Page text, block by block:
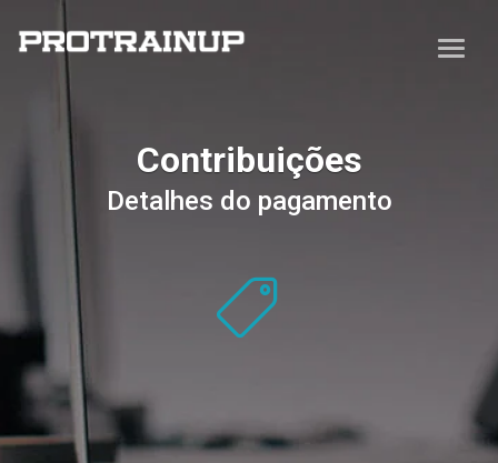
Contribuições
Detalhes do pagamento